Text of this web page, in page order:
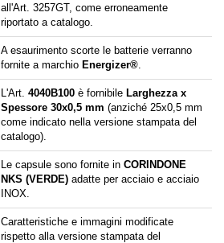
all'Art. 3257GT, come erroneamente
riportato a catalogo.
A esaurimento scorte le batterie verranno
fornite a marchio Energizer®.
L'Art. 4040B100 è fornibile Larghezza x
Spessore 30x0,5 mm (anziché 25x0,5 mm
come indicato nella versione stampata del
catalogo).
Le capsule sono fornite in CORINDONE
NKS (VERDE) adatte per acciaio e acciaio
INOX.
Caratteristiche e immagini modificate
rispetto alla versione stampata del